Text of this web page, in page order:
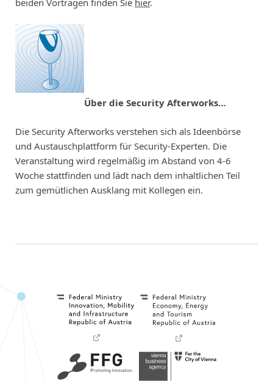
beiden Vorträgen finden Sie hier.
Über die Security Afterworks…
Die Security Afterworks verstehen sich als Ideenbörse
und Austauschplattform für Security-Experten. Die
Veranstaltung wird regelmäßig im Abstand von 4-6
Woche stattfinden und lädt nach dem inhaltlichen Teil
zum gemütlichen Ausklang mit Kollegen ein.